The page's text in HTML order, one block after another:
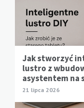
Jak stworzyć
lustro z
asystentem na
21 lipca 2026